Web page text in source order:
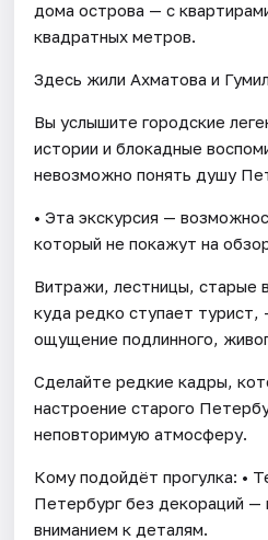
дома острова — с
квадратных метров.
Здесь жили Ахматова и
Вы услышите городские
истории и блокадные
невозможно понять душу
• Эта экскурсия —
который не покажут на
Витражи, лестницы, старые
куда редко ступает турист,
ощущение подлинного,
Сделайте редкие кадры,
настроение старого
неповторимую атмосферу.
Кому подойдёт прогулка: •
Петербург без декораций —
вниманием к деталям.